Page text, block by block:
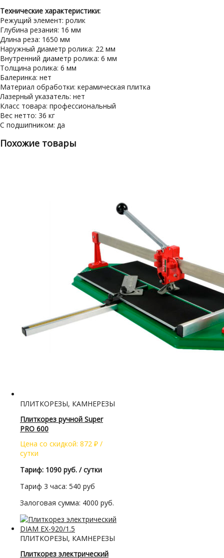
Технические характеристики:
Режущий элемент: ролик
Глубина резания: 16 мм
Длина реза: 1650 мм
Наружный диаметр ролика: 22 мм
Внутренний диаметр ролика: 6 мм
Толщина ролика: 6 мм
Балеринка: нет
Материал обработки: керамическая плитка
Лазерный указатель: нет
Класс товара: профессиональный
Вес нетто: 36 кг
С подшипником: да
Похожие товары
ПЛИТКОРЕЗЫ, КАМНЕРЕЗЫ
Плиткорез ручной Super
PRO 600
Цена со скидкой: 872 ₽ /
сутки
Тариф: 1090 руб. / сутки
Тариф 3 часа: 540 руб
Залоговая сумма: 4000 руб.
ПЛИТКОРЕЗЫ, КАМНЕРЕЗЫ
Плиткорез электрический